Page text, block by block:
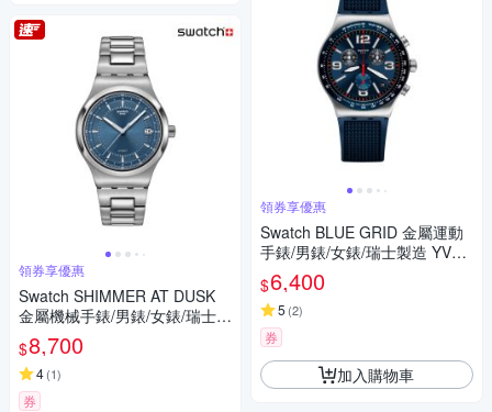
領券享優惠
Swatch SHIMMER AT DUSK
金屬機械手錶/男錶/女錶/瑞士製
造 YIS435G (42mm)
$8,700
4(1)
券
領券享優惠
Swatch BLUE GRID 金屬運動
手錶/男錶/女錶/瑞士製造 YVS4
54 (43mm)
$6,400
5 (2)
券
加入購物車